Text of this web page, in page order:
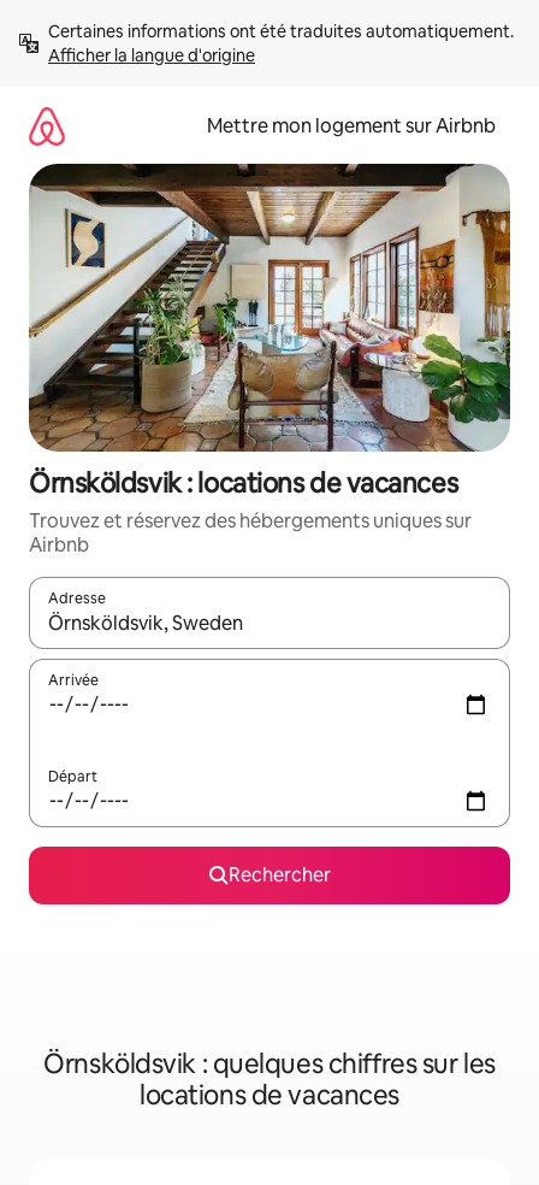
directement
Afficher la langue d'origine
Mettre mon logement sur Airbnb
Örnsköldsvik : locations de vacances
Trouvez et réservez des hébergements uniques sur
Airbnb
Adresse
Lorsque les résultats s'affichent, utilisez les flèches vers le
Arrivée
Départ
Rechercher
Örnsköldsvik : quelques chiffres sur les
locations de vacances